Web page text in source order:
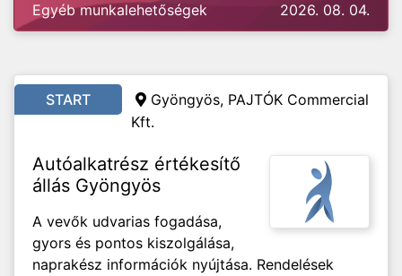
Egyéb munkalehetőségek 2026. 08. 04.
START
Gyöngyös, PAJTÓK Commercial
Kft.
Autóalkatrész értékesítő
állás Gyöngyös
A vevők udvarias fogadása,
gyors és pontos kiszolgálása,
naprakész információk nyújtása. Rendelések